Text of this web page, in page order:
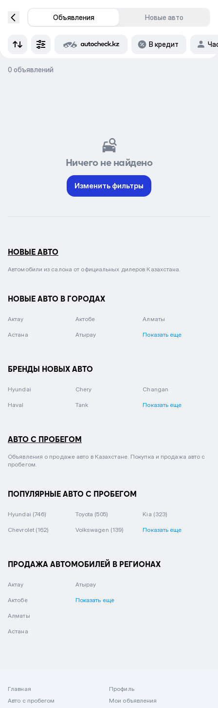
Объявления Новые авто
В кредит
0 объявлений
Ничего не найдено
Изменить фильтры
НОВЫЕ АВТО
Автомобили из салона от официальных дилеров Казахстана.
НОВЫЕ АВТО В ГОРОДАХ
Актау Актобе Алматы
Астана Атырау Показать еще
БРЕНДЫ НОВЫХ АВТО
Hyundai Chery Changan
Haval Tank Показать еще
АВТО С ПРОБЕГОМ
Объявления о продаже авто в Казахстане. Покупка и продажа авто с
пробегом.
ПОПУЛЯРНЫЕ АВТО С ПРОБЕГОМ
Hyundai (746) Toyota (505) Kia (323)
Chevrolet (162) Volkswagen (139) Показать еще
ПРОДАЖА АВТОМОБИЛЕЙ В РЕГИОНАХ
Актау
Актобе
Алматы
Астана
Атырау
Показать еще
Главная
Авто с пробегом
Профиль
Мои объявления